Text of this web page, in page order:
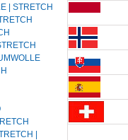
| STRETCH
|